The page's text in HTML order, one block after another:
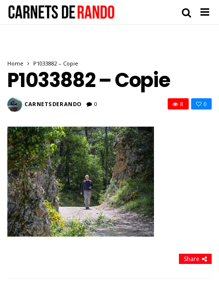
Home P1033882 – Copie
P1033882 – Copie
CARNETSDERANDO 0 0
8
Share